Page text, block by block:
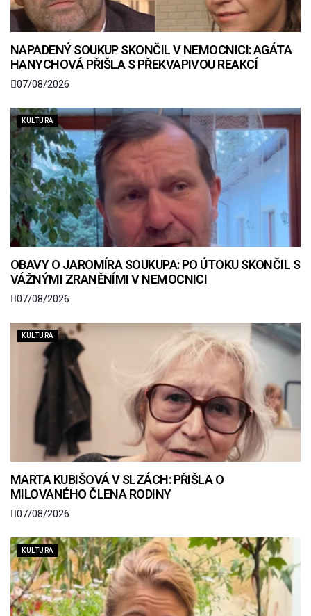
NAPADENÝ SOUKUP SKONČIL V NEMOCNICI: AGÁTA
HANYCHOVÁ PŘIŠLA S PŘEKVAPIVOU REAKCÍ
07/08/2026
KULTURA
OBAVY O JAROMÍRA SOUKUPA: PO ÚTOKU SKONČIL S
VÁŽNÝMI ZRANĚNÍMI V NEMOCNICI
07/08/2026
KULTURA
MARTA KUBIŠOVÁ V SLZÁCH: PŘIŠLA O
MILOVANÉHO ČLENA RODINY
07/08/2026
KULTURA